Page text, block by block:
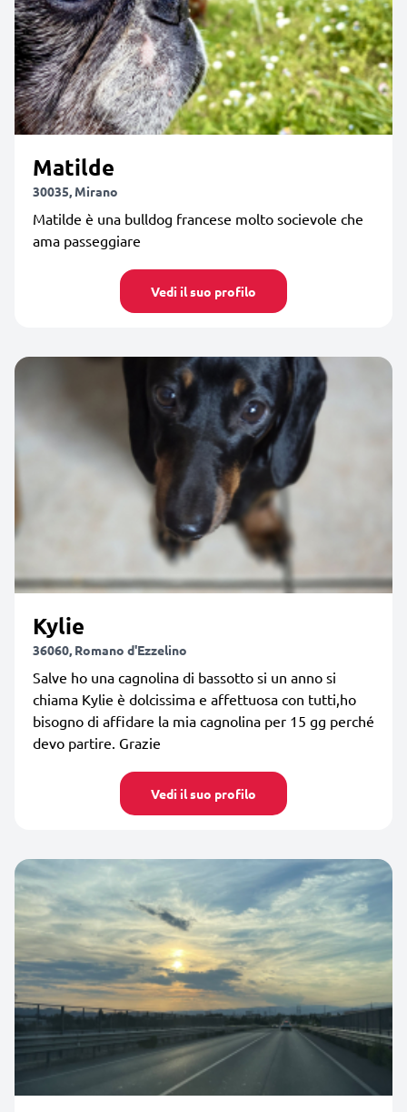
Matilde
30035, Mirano
Matilde è una bulldog francese molto socievole che
ama passeggiare
Vedi il suo profilo
Kylie
36060, Romano d'Ezzelino
Salve ho una cagnolina di bassotto si un anno si
chiama Kylie è dolcissima e affettuosa con tutti,ho
bisogno di affidare la mia cagnolina per 15 gg perché
devo partire. Grazie
Vedi il suo profilo